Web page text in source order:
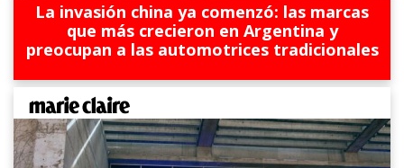
La invasión china ya comenzó: las marcas
que más crecieron en Argentina y
preocupan a las automotrices tradicionales